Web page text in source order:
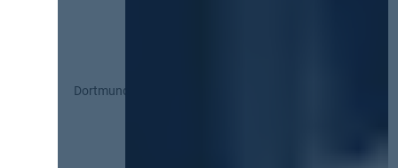
Dortmund